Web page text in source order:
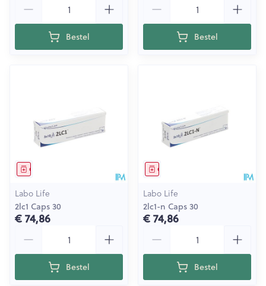
Bestel Bestel
Geneesmiddel
Labo Life
2lc1 Caps 30
€ 74,86
Bestel
Geneesmiddel
Labo Life
2lc1-n Caps 30
€ 74,86
Bestel